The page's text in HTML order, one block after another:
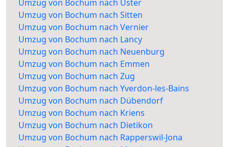
Umzug von Bochum nach Uster
Umzug von Bochum nach Sitten
Umzug von Bochum nach Vernier
Umzug von Bochum nach Lancy
Umzug von Bochum nach Neuenburg
Umzug von Bochum nach Emmen
Umzug von Bochum nach Zug
Umzug von Bochum nach Yverdon-les-Bains
Umzug von Bochum nach Dübendorf
Umzug von Bochum nach Kriens
Umzug von Bochum nach Dietikon
Umzug von Bochum nach Rapperswil-Jona